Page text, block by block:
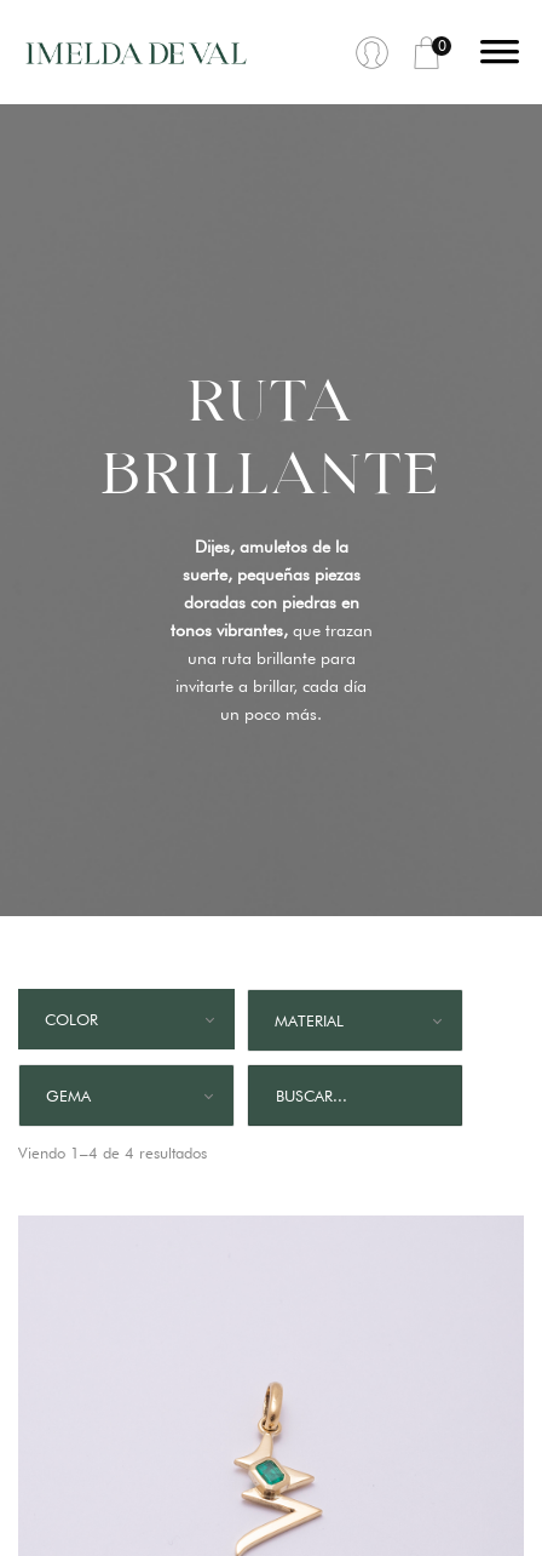
0
RUTA
BRILLANTE
Dijes, amuletos de la
suerte, pequeñas piezas
doradas con piedras en
tonos vibrantes,que trazan
una ruta brillante para
invitarte a brillar, cada día
un poco más.
COLOR MATERIAL
GEMA
Viendo 1–4 de 4 resultados